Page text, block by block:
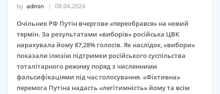
by admin 08.04.2024
Очільник РФ Путін вчергове «переобрався» на новий
термін. За результатами «виборів» російська ЦВК
нарахувала йому 87,28% голосів. Як наслідок, «вибори»
показали ілюзію підтримки російського суспільства
тоталітарного режиму поряд з численними
фальсифікаціями під час голосування. «Фіктивна»
перемога Путіна надасть «легітимність» йому та всім